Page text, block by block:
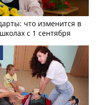
что изменится в
с 1 сентября